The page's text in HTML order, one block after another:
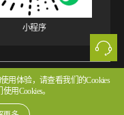
小程序
备2022107854号 粤公网安备
用体验，请查看我们的Cookies
用Cookies。